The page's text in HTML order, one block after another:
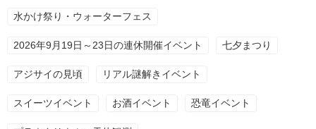
水かけ祭り・ウォーターフェス
2026年9月19日～23日の連休開催イベント 七夕まつり
アジサイの見頃 リアル謎解きイベント
スイーツイベント お酒イベント 恐竜イベント